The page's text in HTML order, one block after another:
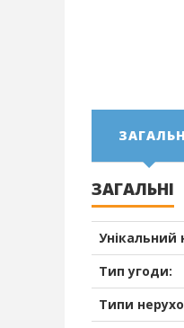
ЗАГАЛЬНІ
Тип угоди:
Типи